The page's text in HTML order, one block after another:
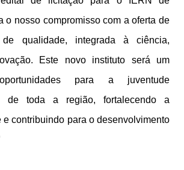
o nosso compromisso com a oferta de
de qualidade, integrada à ciência,
Este novo instituto será um
para a juventude
de toda a região, fortalecendo a
contribuindo para o desenvolvimento